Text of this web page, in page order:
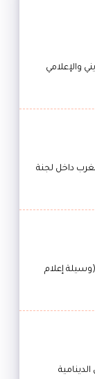
والإعلامي
داخل لجنة
(وسيلة إعلام